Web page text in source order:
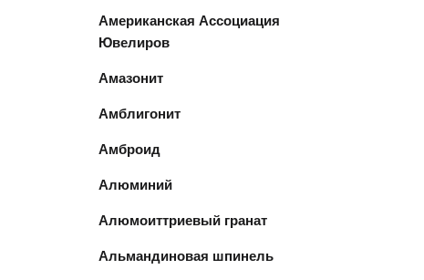
Американская Ассоциация
Ювелиров
Амазонит
Амблигонит
Амброид
Алюминий
Алюмоиттриевый гранат
Альмандиновая шпинель